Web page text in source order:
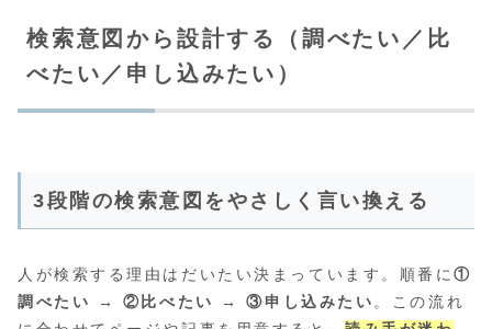
検索意図から設計する（調べたい／比
べたい／申し込みたい）
3段階の検索意図をやさしく言い換える
人が検索する理由はだいたい決まっています。順番に①
調べたい → ②比べたい → ③申し込みたい。この流れ